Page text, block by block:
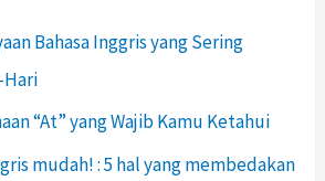
Bahasa Inggris yang Sering
Hari
“At” yang Wajib Kamu Ketahui
mudah! : 5 hal yang membedakan